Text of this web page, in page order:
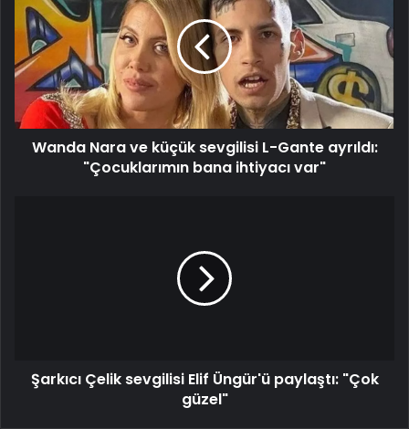
ve
küçük
sevgilisi
L-
Gante
ayrıldı:
"Çocuklarımın
banaWanda Nara ve küçük sevgilisi L-Gante ayrıldı:
"Çocuklarımın bana ihtiyacı var"
Şarkıcı Çelik sevgilisi Elif Üngür'ü paylaştı: "Çok
güzel"